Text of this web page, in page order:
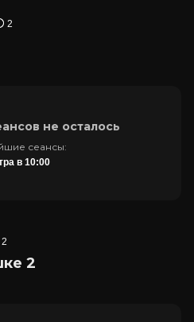
2
не осталось
сеансы:
в 10:00
2
2